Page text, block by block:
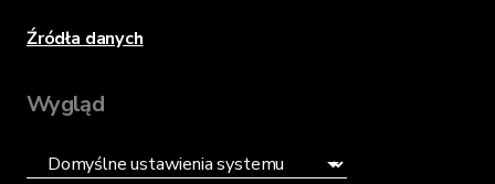
Źródła danych
Wygląd